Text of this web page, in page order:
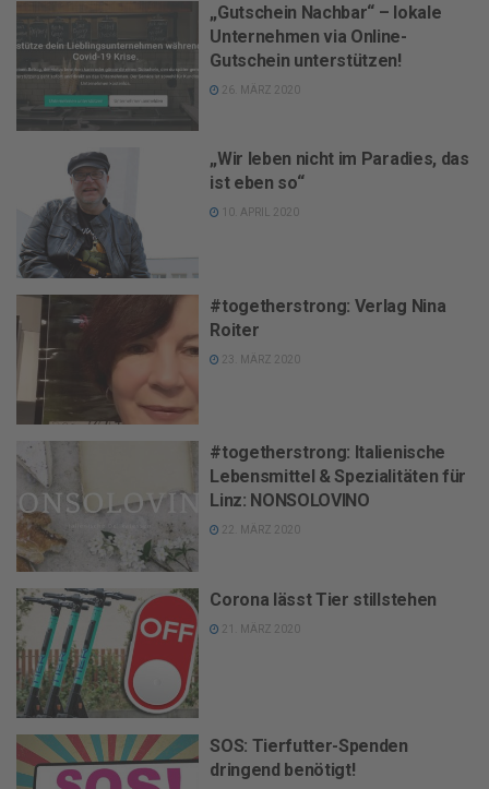
„Gutschein Nachbar“ – lokale
Unternehmen via Online-
Gutschein unterstützen!
26. MÄRZ 2020
„Wir leben nicht im Paradies, das
ist eben so“
10. APRIL 2020
#togetherstrong: Verlag Nina
Roiter
23. MÄRZ 2020
#togetherstrong: Italienische
Lebensmittel & Spezialitäten für
Linz: NONSOLOVINO
22. MÄRZ 2020
Corona lässt Tier stillstehen
21. MÄRZ 2020
SOS: Tierfutter-Spenden
dringend benötigt!